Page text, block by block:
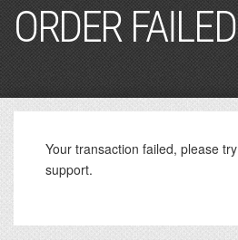
ORDER FAILED
Your transaction failed, please
support.